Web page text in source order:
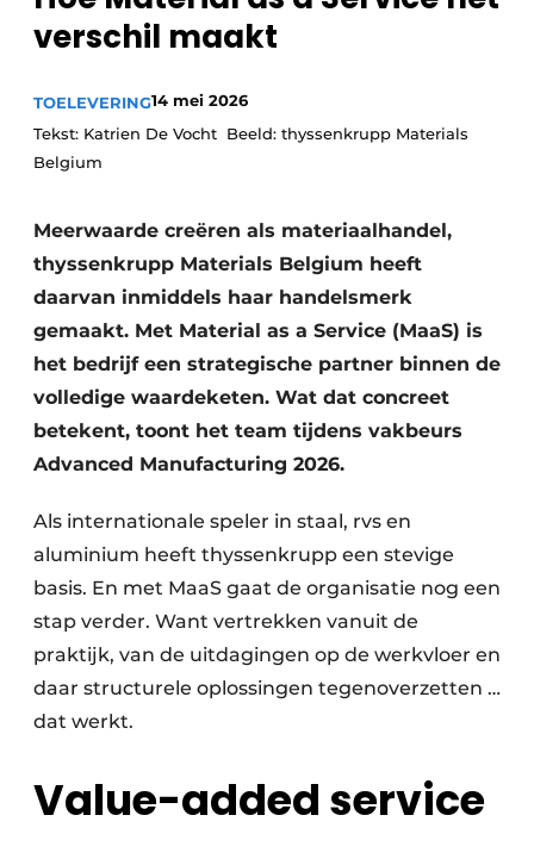
Vacature aanmelden
Video’s
verschil maakt
TOELEVERING14 mei 2026
Tekst: Katrien De Vocht Beeld: thyssenkrupp Materials
Belgium
Meerwaarde creëren als materiaalhandel,
thyssenkrupp Materials Belgium heeft
daarvan inmiddels haar handelsmerk
gemaakt. Met ­Material as a Service (MaaS) is
het bedrijf een strategische partner binnen de
volledige waardeketen. Wat dat concreet
betekent, toont het team tijdens vakbeurs
Advanced Manufacturing 2026.
Als internationale speler in staal, rvs en
aluminium heeft thyssenkrupp een stevige
basis. En met MaaS gaat de organisatie nog een
stap verder. Want vertrekken vanuit de
praktijk, van de uitdagingen op de werkvloer en
daar structurele oplossingen tegenoverzetten …
dat werkt.
Value-added service